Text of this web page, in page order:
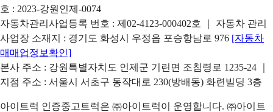
호 : 2023-강원인제-0074
자동차관리사업등록 번호 : 제02-4123-000402호 ｜ 자동차 관리
사업장 소재지 : 경기도 화성시 우정읍 포승항남로 976 [자동차
매매업정보확인]
본사 주소 : 강원특별자치도 인제군 기린면 조침령로 1235-24 ｜
지점 주소 : 서울시 서초구 동작대로 230(방배동) 화련빌딩 3층
아이트럭 인증중고트럭은 ㈜아이트럭이 운영합니다. ㈜아이트